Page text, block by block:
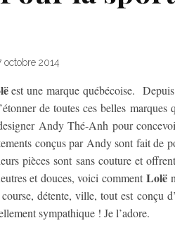
octobre 2014
est une marque québécoise.
de toutes ces belles
Andy Thé-Anh pour
conçus par Andy sont fait de
pièces sont sans couture et
et douces, voici commentLolë
détente, ville, tout est conçu
sympathique ! Je l’adore.